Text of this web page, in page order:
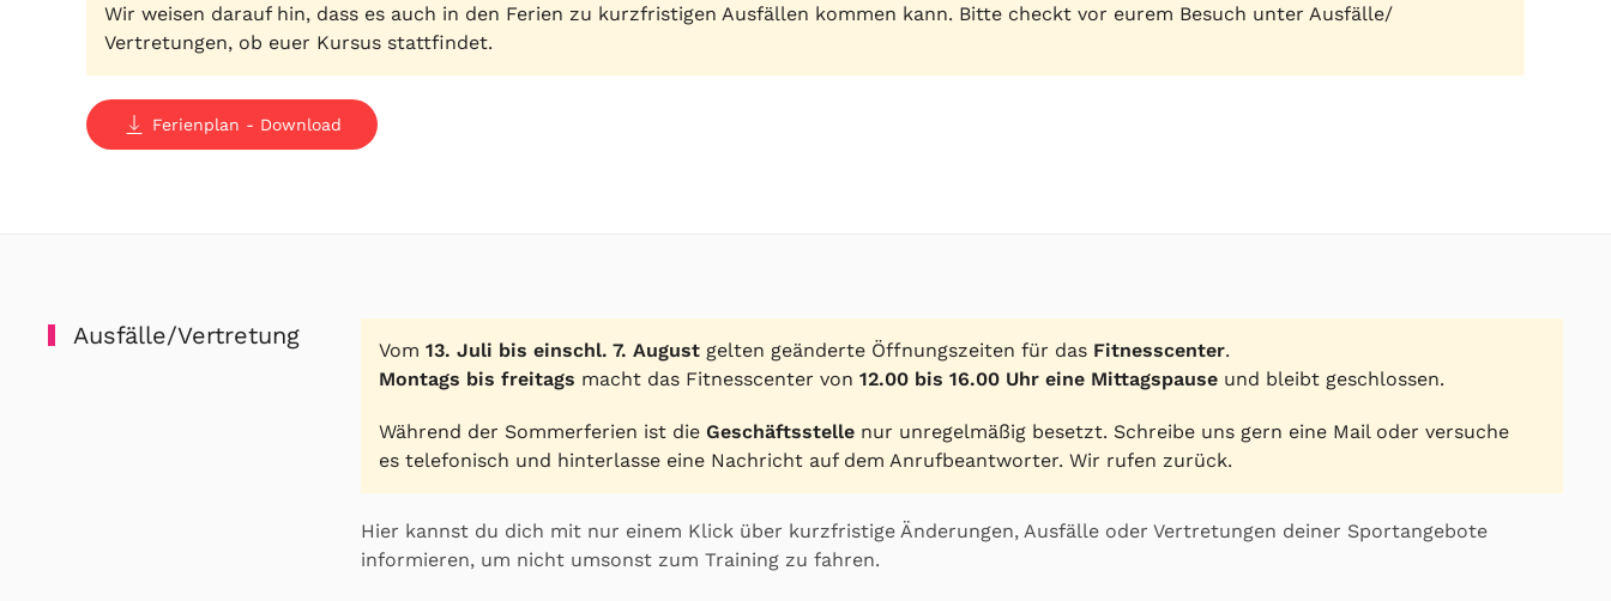
Wir weisen darauf hin, dass es auch in den Ferien zu kurzfristigen Ausfällen kommen kann. Bitte checkt vor eurem Besuch unter Ausfälle/
Vertretungen, ob euer Kursus stattfindet.
Ferienplan - Download
Ausfälle/Vertretung
Vom 13. Juli bis einschl. 7. Augustgelten geänderte Öffnungszeiten für das Fitnesscenter.
Montags bis freitags macht das Fitnesscenter von 12.00 bis 16.00 Uhr eine Mittagspauseund bleibt geschlossen.
Während der Sommerferien ist die Geschäftsstellenur unregelmäßig besetzt. Schreibe uns gern eine Mail oder versuche
es telefonisch und hinterlasse eine Nachricht auf dem Anrufbeantworter. Wir rufen zurück.
Hier kannst du dich mit nur einem Klick über kurzfristige Änderungen, Ausfälle oder Vertretungen deiner Sportangebote
informieren, um nicht umsonst zum Training zu fahren.